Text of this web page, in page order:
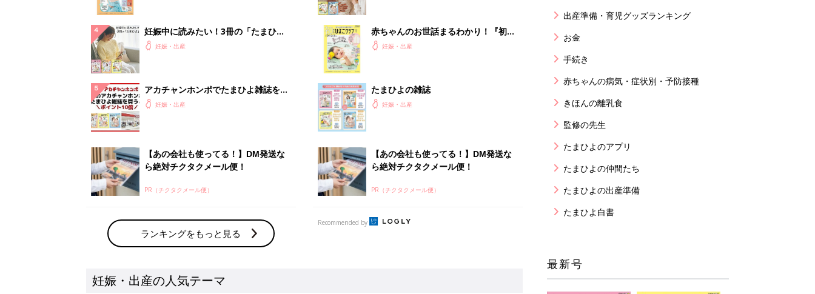
妊娠中に読みたい！3冊の「たまひ
よ」妊娠・出産
アカチャンホンポでたまひよ雑誌を買
うとポイント10倍【期間限定】
妊娠・出産
【あの会社も使ってる！】DM発送な
ら絶対チクタクメール便！
PR（チクタクメール便）
ランキングをもっと見る
赤ちゃんのお世話まるわかり！『初め
てのひよこクラブ 夏号』〈巻頭大特
妊娠・出産
たまひよの雑誌
妊娠・出産
【あの会社も使ってる！】DM発送な
ら絶対チクタクメール便！
PR（チクタクメール便）
Recommended by
妊娠・出産の人気テーマ
出産準備・育児グッズランキング
お金
手続き
赤ちゃんの病気・症状別・予防接種
きほんの離乳食
監修の先生
たまひよのアプリ
たまひよの仲間たち
たまひよの出産準備
たまひよ白書
最新号